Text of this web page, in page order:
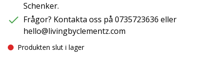
Schenker.
Frågor? Kontakta oss på 0735723636 eller
hello@livingbyclementz.com
Produkten slut i lager